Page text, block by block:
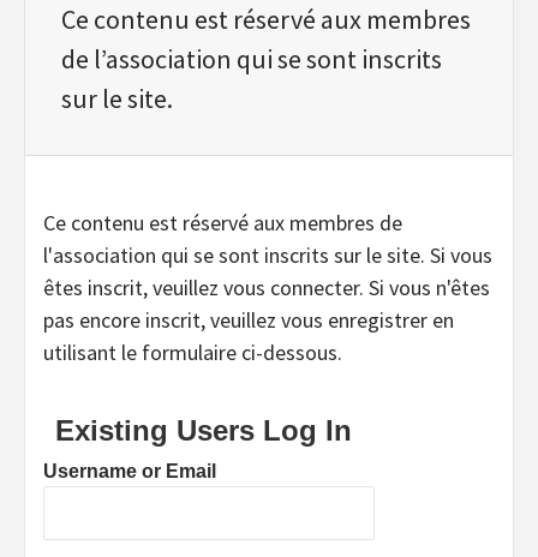
Ce contenu est réservé aux membres
de l’association qui se sont inscrits
sur le site.
Ce contenu est réservé aux membres de
l'association qui se sont inscrits sur le site. Si vous
êtes inscrit, veuillez vous connecter. Si vous n'êtes
pas encore inscrit, veuillez vous enregistrer en
utilisant le formulaire ci-dessous.
Existing Users Log In
Username or Email